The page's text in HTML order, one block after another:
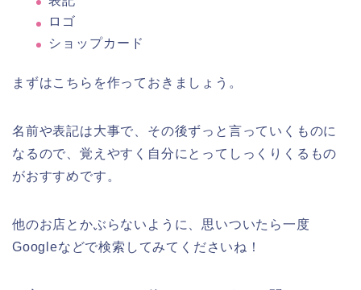
ロゴ
ショップカード
まずはこちらを作っておきましょう。
名前や表記は大事で、その後ずっと言っていくものに
なるので、覚えやすく自分にとってしっくりくるもの
がおすすめです。
他のお店とかぶらないように、思いついたら一度
Googleなどで検索してみてくださいね！